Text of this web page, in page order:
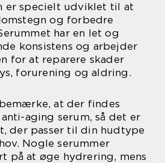
er specielt udviklet til at
og forbedre
har en let og
konsistens og arbejder
for at reparere skader
forurening og aldring.
at der findes
aging serum, så det er
der passer til din hudtype
Nogle serummer
på at øge hydrering, mens